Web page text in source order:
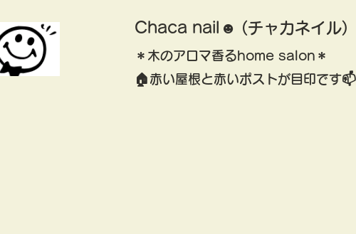
Chaca nail☻ (チャカネイル)
＊木のアロマ香るhome salon＊
​🏠赤い屋根と赤いポストが目印です📫